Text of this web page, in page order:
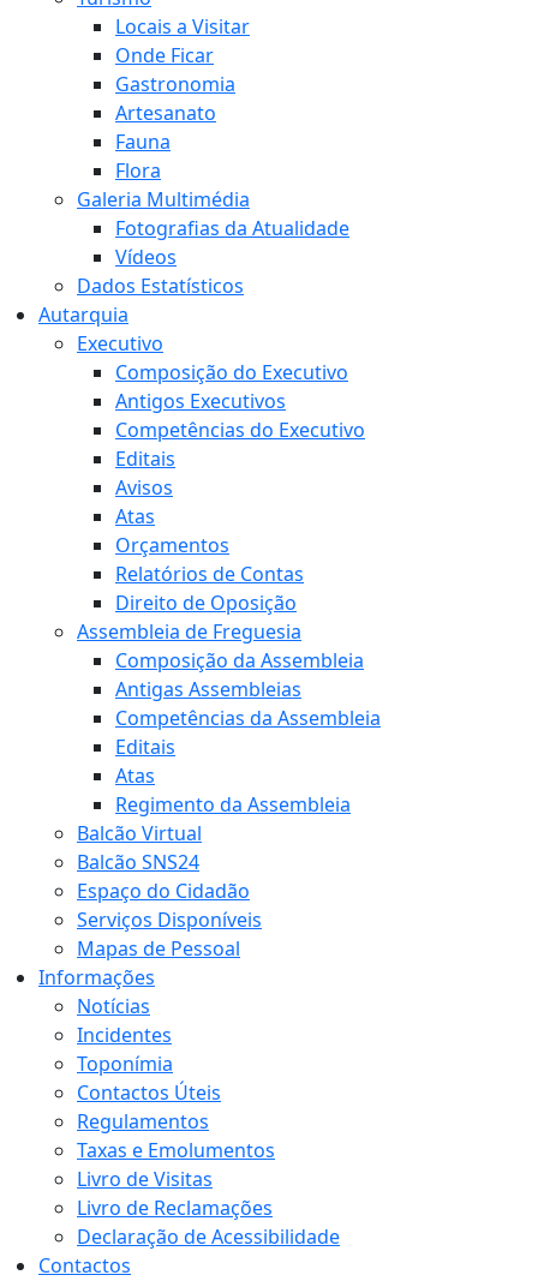
Locais a Visitar
Onde Ficar
Gastronomia
Artesanato
Fauna
Flora
Galeria Multimédia
Fotografias da Atualidade
Vídeos
Dados Estatísticos
Autarquia
Executivo
Composição do Executivo
Antigos Executivos
Competências do Executivo
Editais
Avisos
Atas
Orçamentos
Relatórios de Contas
Direito de Oposição
Assembleia de Freguesia
Composição da Assembleia
Antigas Assembleias
Competências da Assembleia
Editais
Atas
Regimento da Assembleia
Balcão Virtual
Balcão SNS24
Espaço do Cidadão
Serviços Disponíveis
Mapas de Pessoal
Informações
Notícias
Incidentes
Toponímia
Contactos Úteis
Regulamentos
Taxas e Emolumentos
Livro de Visitas
Livro de Reclamações
Declaração de Acessibilidade
Contactos